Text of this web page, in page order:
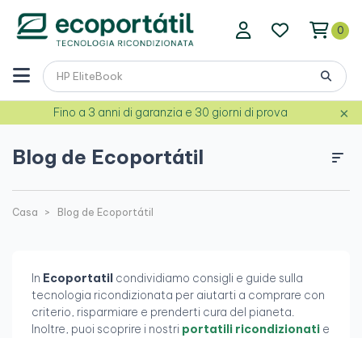
0
Fino a 3 anni di garanzia e 30 giorni di prova ×
Blog de Ecoportátil
Casa Blog de Ecoportátil
In Ecoportatil condividiamo consigli e guide sulla
tecnologia ricondizionata per aiutarti a comprare con
criterio, risparmiare e prenderti cura del pianeta.
Inoltre, puoi scoprire i nostri portatili ricondizionati e